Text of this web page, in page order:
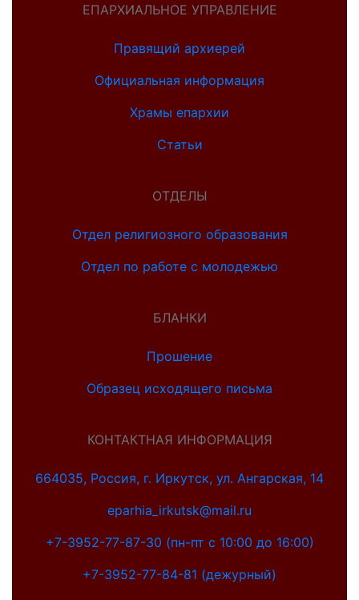
ЕПАРХИАЛЬНОЕ УПРАВЛЕНИЕ
Правящий архиерей
Официальная информация
Храмы епархии
Статьи
ОТДЕЛЫ
Отдел религиозного образования
Отдел по работе с молодежью
БЛАНКИ
Прошение
Образец исходящего письма
КОНТАКТНАЯ ИНФОРМАЦИЯ
664035, Россия, г. Иркутск, ул. Ангарская, 14
eparhia_irkutsk@mail.ru
+7-3952-77-87-30 (пн-пт с 10:00 до 16:00)
+7-3952-77-84-81 (дежурный)